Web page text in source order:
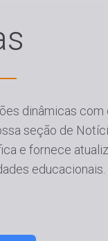
dinâmicas
seção de
e fornece
educacionais.